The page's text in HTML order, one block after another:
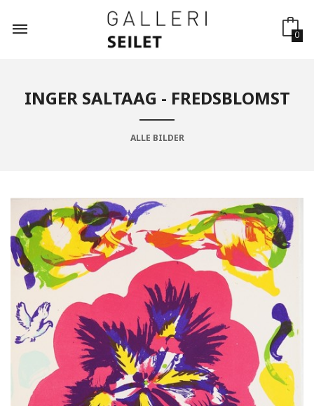
innholdet
0
INGER SALTAAG - FREDSBLOMST
ALLE BILDER